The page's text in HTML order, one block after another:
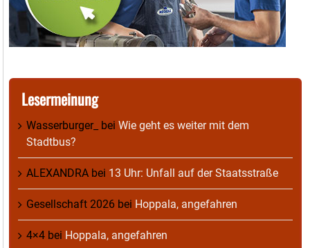
Lesermeinung
Wasserburger_ bei Wie geht es weiter mit dem
Stadtbus?
ALEXANDRA bei 13 Uhr: Unfall auf der Staatsstraße
Gesellschaft 2026 bei Hoppala, angefahren
4×4 bei Hoppala, angefahren